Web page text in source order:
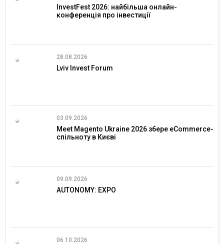
InvestFest 2026: найбільша онлайн-
конференція про інвестиції
28.08.2026
Lviv Invest Forum
03.09.2026
Meet Magento Ukraine 2026 збере eCommerce-
спільноту в Києві
09.09.2026
AUTONOMY: EXPO
06.10.2026